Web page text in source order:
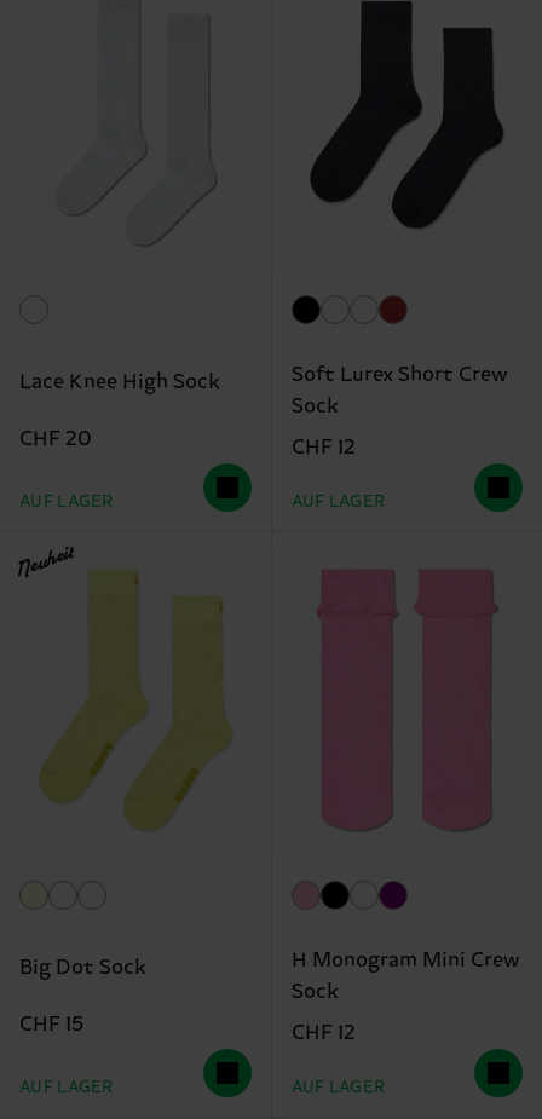
Lace Knee High Sock
CHF 20
AUF LAGER
Soft Lurex Short Crew
Sock
CHF 12
AUF LAGER
Neuheit
Big Dot Sock
CHF 15
AUF LAGER
H Monogram Mini Crew
Sock
CHF 12
AUF LAGER